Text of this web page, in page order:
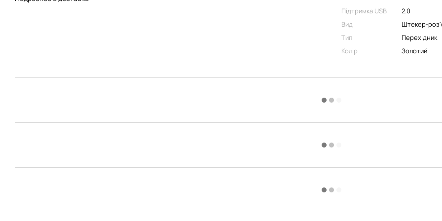
Підтримка USB
2.0
Вид
Штекер-
Тип
Перехідник
Колір
Золотий